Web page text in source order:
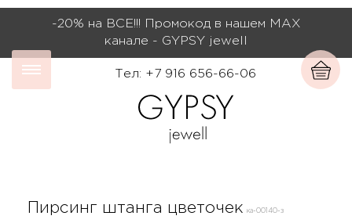
-20% на ВСЕ!!! Промокод в нашем МАХ
канале - GYPSY jewell
Тел: +7 916 656-66-06
Пирсинг штанга цветочек ка-00140-з